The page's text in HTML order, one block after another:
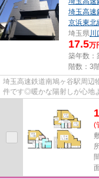
埼玉高速
京浜東北
埼玉県川
17.5万
築年数：
階数：3
埼玉高速鉄道南鳩ヶ谷駅周
件です◎暖かな陽射しが心地
(